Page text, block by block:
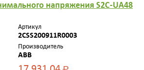
напряжения S2C-UA48
Артикул
2CSS200911R0003
Производитель
ABB